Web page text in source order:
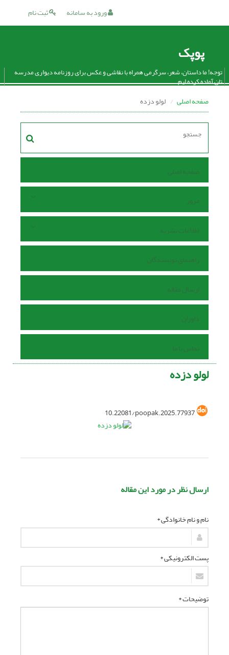
ثبت نام ورود به سامانه
پوپک
توجه! ما داستان، شعر، سرگرمی همراه با نقاشی و عکس برای روزنامه دیواری مدرسه
تان آماده کرده ایم.
صفحه اصلی لولو دزده
صفحه اصلی
مرور
اطلاعات نشریه
راهنمای نویسندگان
ارسال مقاله
داوران
تماس با ما
لولو دزده
10.22081/poopak.2025.77937
ارسال نظر در مورد این مقاله
نام و نام خانوادگی *
پست الکترونیکی *
توضیحات *